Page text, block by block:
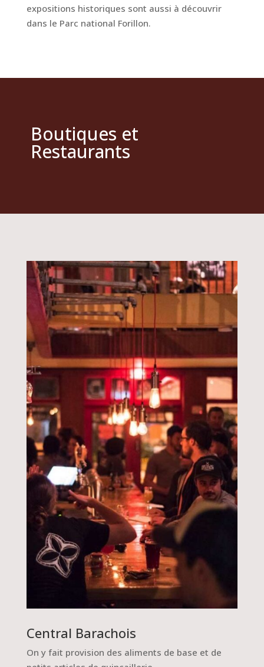
expositions historiques sont aussi à découvrir
dans le Parc national Forillon.
Boutiques et
Restaurants
Central Barachois
On y fait provision des aliments de base et de